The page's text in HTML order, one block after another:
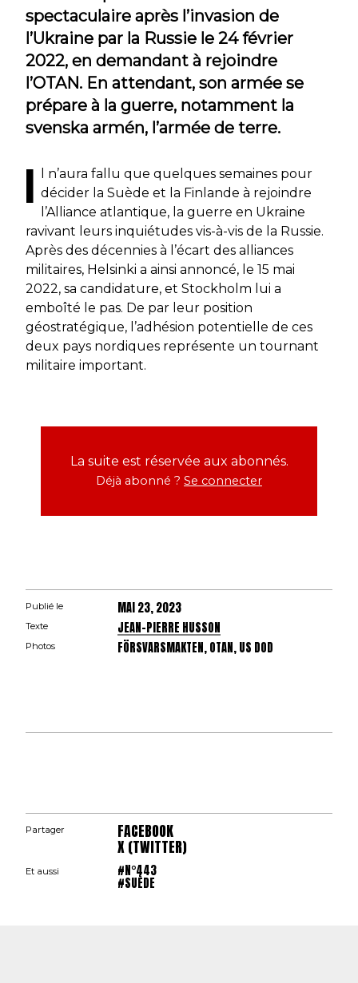
spectaculaire après l’invasion de
l’Ukraine par la Russie le 24 février
2022, en demandant à rejoindre
l’OTAN. En attendant, son armée se
prépare à la guerre, notamment la
svenska armén, l’armée de terre.
I
l n’aura fallu que quelques semaines pour
décider la Suède et la Finlande à rejoindre
l’Alliance atlantique, la guerre en Ukraine
ravivant leurs inquiétudes vis-à-vis de la Russie.
Après des décennies à l’écart des alliances
militaires, Helsinki a ainsi annoncé, le 15 mai
2022, sa candidature, et Stockholm lui a
emboîté le pas. De par leur position
géostratégique, l’adhésion potentielle de ces
deux pays nordiques représente un tournant
militaire important.
La suite est réservée aux abonnés.
Déjà abonné ? Se connecter
Publié le MAI 23, 2023
Texte JEAN-PIERRE HUSSON
Photos FÖRSVARSMAKTEN, OTAN, US DOD
Partager FACEBOOK
X (TWITTER)
Et aussi #N°443
#SUÈDE